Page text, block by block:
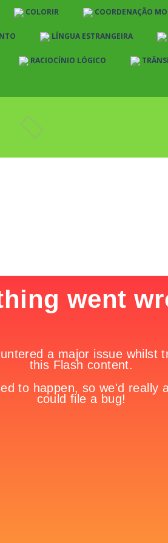
COLORIR COORDENAÇÃO
LÍNGUA ESTRANGEIRA
RACIOCÍNIO LÓGICO